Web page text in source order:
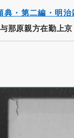
典・第二編・明
与那原親方在勤上京